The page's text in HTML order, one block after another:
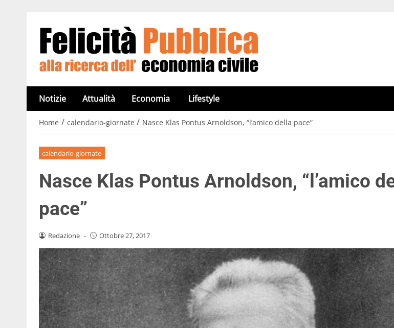
Notizie Attualità Economia Lifestyle
Home / calendario-giornate / Nasce Klas Pontus Arnoldson, “l’amico della pace”
calendario-giornate
Nasce Klas Pontus Arnoldson, “l’amico
pace”
Redazione - Ottobre 27, 2017